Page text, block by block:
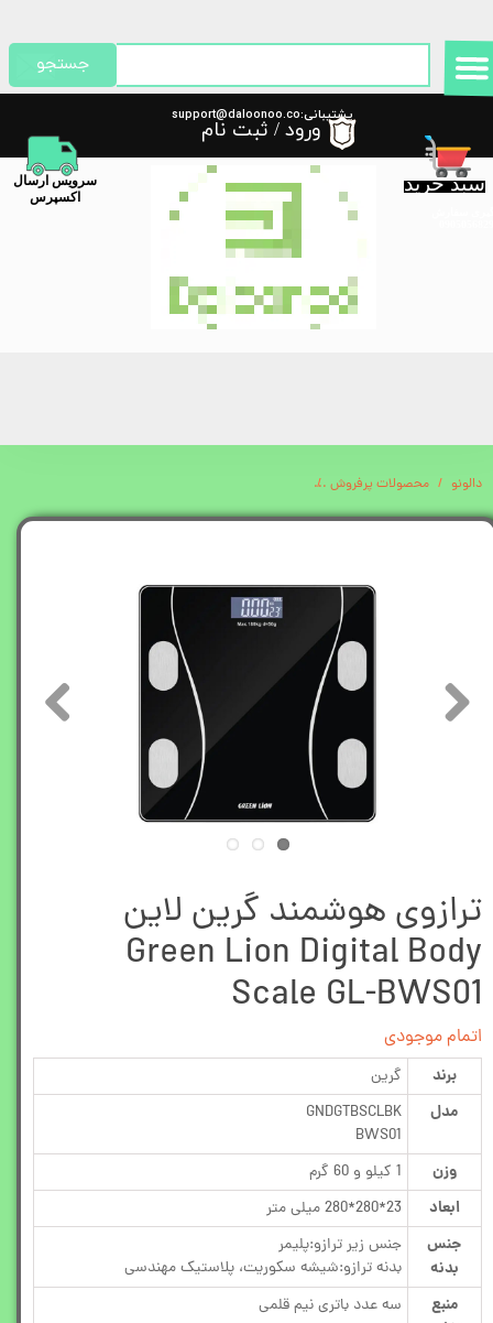
پشتیبانی:support@daloonoo.co
m
سبد خرید
​سرویس ارسال
اکسپرس
جستجو
ورود / ثبت نام
حساب کاربری من
تغییر گذر واژه
سفارشات
خروج از حساب کاربری
دالونو محصولات پرفروش
ترازوی هوشمند گرین لاین
Green Lion Digital Body
Scale GL-BWS01
اتمام موجودی
برند گرین
مدل
GNDGTBSCLBK
BWS01
وزن 1 کیلو و 60 گرم
ابعاد 23*280*280 میلی متر
جنس
بدنه
جنس زیر ترازو:پلیمر
بدنه ترازو:شیشه سکوریت، پلاستیک مهندسی
منبع
سه عدد باتری نیم قلمی